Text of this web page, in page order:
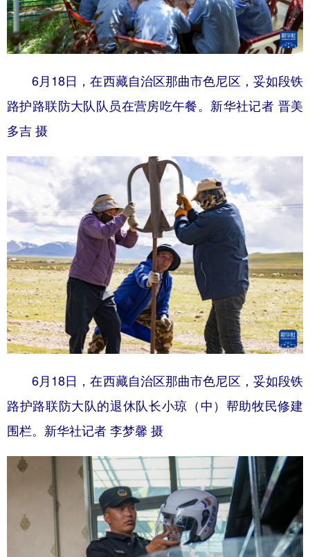
6月18日，在西藏自治区那曲市色尼区，妥如段铁
路护路联防大队队员在营房吃午餐。新华社记者 晋美
多吉 摄
6月18日，在西藏自治区那曲市色尼区，妥如段铁
路护路联防大队的退休队长小琼（中）帮助牧民修建
围栏。新华社记者 李梦馨 摄